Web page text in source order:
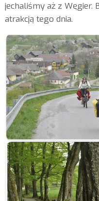
jechaliśmy aż z Węgier.
atrakcją tego dnia.